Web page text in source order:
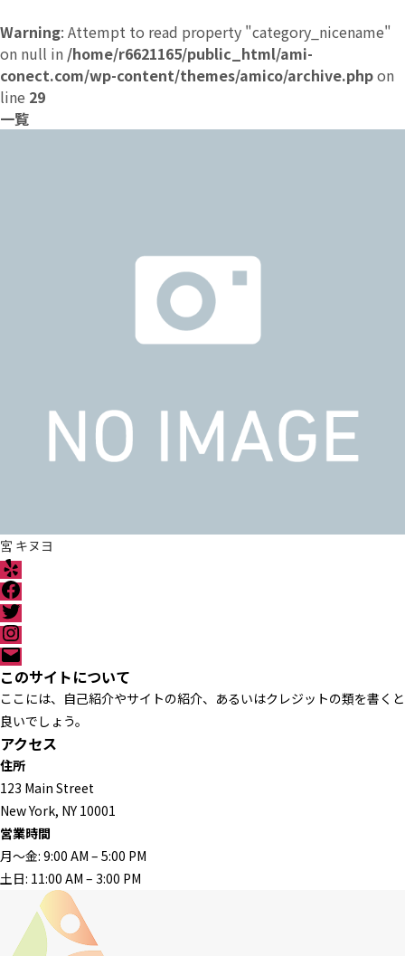
Warning: Attempt to read property "category_nicename"
on null in /home/r6621165/public_html/ami-
conect.com/wp-content/themes/amico/archive.phpon
line 29
一覧
宮 キヌヨ
Y
e
l
p
F
a
c
e
b
o
o
k
T
w
i
t
t
e
r
I
n
s
t
a
g
r
a
m
メ
ー
ル
このサイトについて
ここには、自己紹介やサイトの紹介、あるいはクレジットの類を書くと
良いでしょう。
アクセス
住所
123 Main Street
New York, NY 10001
営業時間
月〜金: 9:00 AM – 5:00 PM
土日: 11:00 AM – 3:00 PM